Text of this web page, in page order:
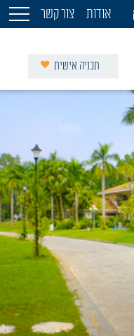
אודות צור קשר
תכניה אישית